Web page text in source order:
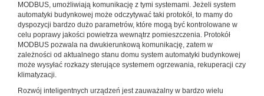
MODBUS, umożliwiają komunikację z tymi systemami. Jeżeli system
automatyki budynkowej może odczytywać taki protokół, to mamy do
dyspozycji bardzo dużo parametrów, które mogą być kontrolowane w
celu poprawy jakości powietrza wewnątrz pomieszczenia. Protokół
MODBUS pozwala na dwukierunkową komunikację, zatem w
zależności od aktualnego stanu domu system automatyki budynkowej
może wysyłać rozkazy sterujące systemem ogrzewania, rekuperacji czy
klimatyzacji.
Rozwój inteligentnych urządzeń jest zauważalny w bardzo wielu